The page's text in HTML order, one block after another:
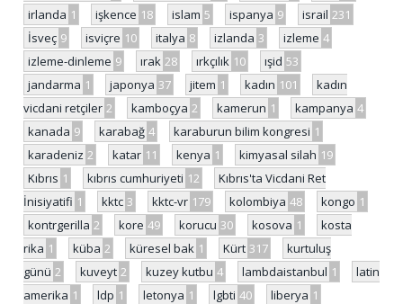
irlanda 1 işkence 18 islam 5 ispanya 9 israil 231
İsveç 9 isviçre 10 italya 8 izlanda 3 izleme 4
izleme-dinleme 9 ırak 28 ırkçılık 10 ışid 53
jandarma 1 japonya 37 jitem 1 kadın 101
kadın
vicdani retçiler 2 kamboçya 2 kamerun 1 kampanya 4
kanada 9 karabağ 4 karaburun bilim kongresi 1
karadeniz 2 katar 11 kenya 1 kimyasal silah 19
Kıbrıs 1 kıbrıs cumhuriyeti 12
Kıbrıs'ta Vicdani Ret
İnisiyatifi 1 kktc 3 kktc-vr 179 kolombiya 48 kongo 1
kontrgerilla 2 kore 49 korucu 30 kosova 1
kosta
rika 1 küba 2 küresel bak 1 Kürt 317
kurtuluş
günü 2 kuveyt 2 kuzey kutbu 4 lambdaistanbul 1
latin
amerika 1 ldp 1 letonya 1 lgbti 40 liberya 1